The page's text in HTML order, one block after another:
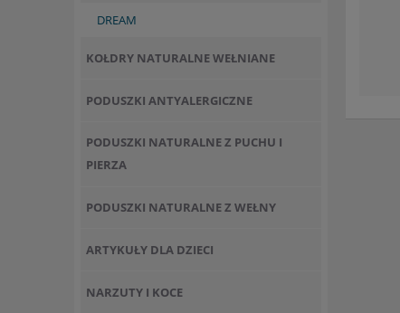
DREAM
KOŁDRY NATURALNE WEŁNIANE
PODUSZKI ANTYALERGICZNE
PODUSZKI NATURALNE Z PUCHU I
PIERZA
PODUSZKI NATURALNE Z WEŁNY
ARTYKUŁY DLA DZIECI
NARZUTY I KOCE